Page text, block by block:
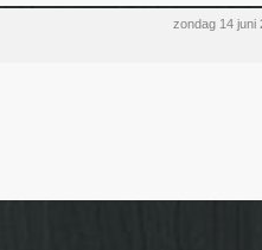
zondag 14 juni